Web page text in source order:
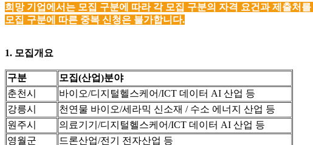
희망 기업에서는 모집 구분에 따라 각 모집 구분의 자격 요건과 제출처
모집 구분에 따른 중복 신청은 불가합니다.
1. 모집개요
구분
모집(산업)분야
춘천시
바이오/디지털헬스케어/ICT 데이터 AI 산업 등
강릉시
천연물 바이오/세라믹 신소재 / 수소 에너지 산업 등
원주시
의료기기/디지털헬스케어/ICT 데이터 AI 산업 등
영월군
드론산업/전기 전자산업 등